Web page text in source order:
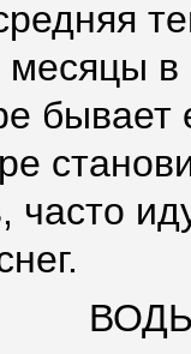
часто